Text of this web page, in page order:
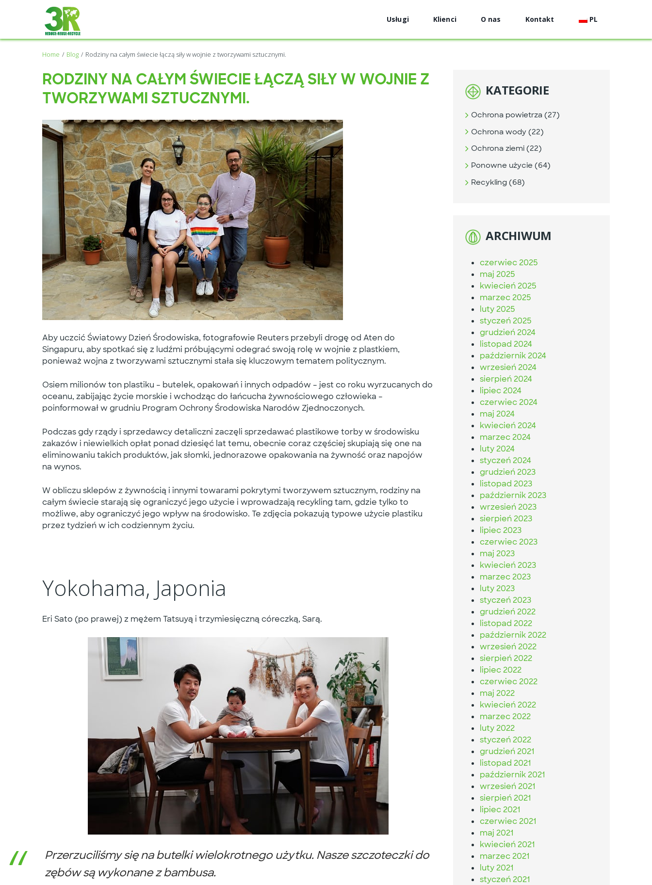
Usługi Klienci O nas Kontakt PL
Home Blog Rodziny na całym świecie łączą siły w wojnie z tworzywami sztucznymi.
RODZINY NA CAŁYM ŚWIECIE ŁĄCZĄ SIŁY W WOJNIE Z
TWORZYWAMI SZTUCZNYMI.
Aby uczcić Światowy Dzień Środowiska, fotografowie Reuters przebyli drogę od Aten do
Singapuru, aby spotkać się z ludźmi próbującymi odegrać swoją rolę w wojnie z plastkiem,
ponieważ wojna z tworzywami sztucznymi stała się kluczowym tematem politycznym.
Osiem milionów ton plastiku – butelek, opakowań i innych odpadów – jest co roku wyrzucanych do
oceanu, zabijając życie morskie i wchodząc do łańcucha żywnościowego człowieka –
poinformował w grudniu Program Ochrony Środowiska Narodów Zjednoczonych.
Podczas gdy rządy i sprzedawcy detaliczni zaczęli sprzedawać plastikowe torby w środowisku
zakazów i niewielkich opłat ponad dziesięć lat temu, obecnie coraz częściej skupiają się one na
eliminowaniu takich produktów, jak słomki, jednorazowe opakowania na żywność oraz napojów
na wynos.
W obliczu sklepów z żywnością i innymi towarami pokrytymi tworzywem sztucznym, rodziny na
całym świecie starają się ograniczyć jego użycie i wprowadzają recykling tam, gdzie tylko to
możliwe, aby ograniczyć jego wpływ na środowisko. Te zdjęcia pokazują typowe użycie plastiku
przez tydzień w ich codziennym życiu.
Yokohama, Japonia
Eri Sato (po prawej) z mężem Tatsuyą i trzymiesięczną córeczką, Sarą.
Przerzuciliśmy się na butelki wielokrotnego użytku. Nasze szczoteczki do
zębów są wykonane z bambusa.
KATEGORIE
Ochrona powietrza (27)
Ochrona wody (22)
Ochrona ziemi (22)
Ponowne użycie (64)
Recykling (68)
ARCHIWUM
czerwiec 2025
maj 2025
kwiecień 2025
marzec 2025
luty 2025
styczeń 2025
grudzień 2024
listopad 2024
październik 2024
wrzesień 2024
sierpień 2024
lipiec 2024
czerwiec 2024
maj 2024
kwiecień 2024
marzec 2024
luty 2024
styczeń 2024
grudzień 2023
listopad 2023
październik 2023
wrzesień 2023
sierpień 2023
lipiec 2023
czerwiec 2023
maj 2023
kwiecień 2023
marzec 2023
luty 2023
styczeń 2023
grudzień 2022
listopad 2022
październik 2022
wrzesień 2022
sierpień 2022
lipiec 2022
czerwiec 2022
maj 2022
kwiecień 2022
marzec 2022
luty 2022
styczeń 2022
grudzień 2021
listopad 2021
październik 2021
wrzesień 2021
sierpień 2021
lipiec 2021
czerwiec 2021
maj 2021
kwiecień 2021
marzec 2021
luty 2021
styczeń 2021